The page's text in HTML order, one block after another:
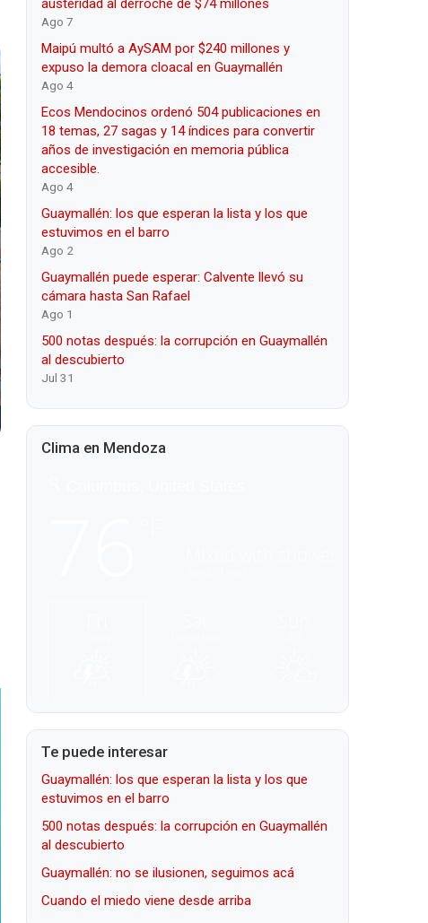
austeridad al derroche de $74 millones
Ago 7
Maipú multó a AySAM por $240 millones y
expuso la demora cloacal en Guaymallén
Ago 4
Ecos Mendocinos ordenó 504 publicaciones en
18 temas, 27 sagas y 14 índices para convertir
años de investigación en memoria pública
accesible.
Ago 4
Guaymallén: los que esperan la lista y los que
estuvimos en el barro
Ago 2
Guaymallén puede esperar: Calvente llevó su
cámara hasta San Rafael
Ago 1
500 notas después: la corrupción en Guaymallén
al descubierto
Jul 31
Clima en Mendoza
Te puede interesar
Guaymallén: los que esperan la lista y los que
estuvimos en el barro
500 notas después: la corrupción en Guaymallén
al descubierto
Guaymallén: no se ilusionen, seguimos acá
Cuando el miedo viene desde arriba